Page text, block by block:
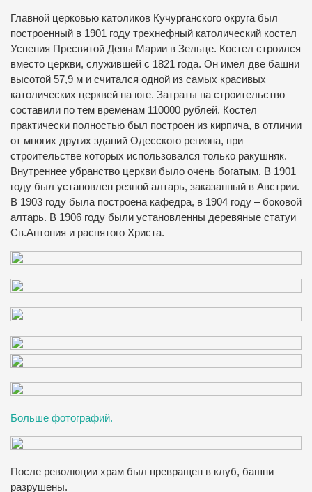
Главной церковью католиков Кучурганского округа был
построенный в 1901 году трехнефный католический костел
Успения Пресвятой Девы Марии в Зельце. Костел строился
вместо церкви, служившей с 1821 года. Он имел две башни
высотой 57,9 м и считался одной из самых красивых
католических церквей на юге. Затраты на строительство
составили по тем временам 110000 рублей. Костел
практически полностью был построен из кирпича, в отличии
от многих других зданий Одесского региона, при
строительстве которых использовался только ракушняк.
Внутреннее убранство церкви было очень богатым. В 1901
году был установлен резной алтарь, заказанный в Австрии.
В 1903 году была построена кафедра, в 1904 году – боковой
алтарь. В 1906 году были установленны деревяные статуи
Св.Антония и распятого Христа.
Больше фотографий.
После революции храм был превращен в клуб, башни
разрушены.